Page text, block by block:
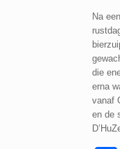
Na
die
erna
vanaf
en de